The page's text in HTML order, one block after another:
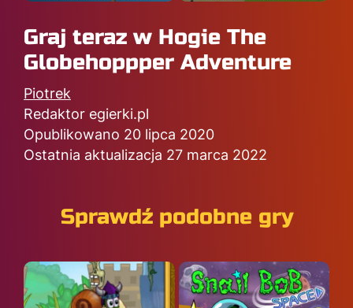
Graj teraz w Hogie The
Globehoppper Adventure
Piotrek
Redaktor egierki.pl
Opublikowano 20 lipca 2020
Ostatnia aktualizacja 27 marca 2022
Sprawdź podobne gry